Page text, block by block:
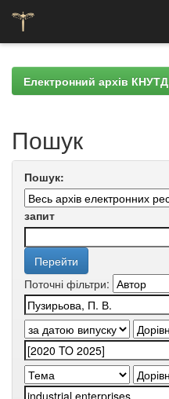
navigationЕлектронний архів КНУТД
Пошук
Пошук:
запит
Поточні фільтри: